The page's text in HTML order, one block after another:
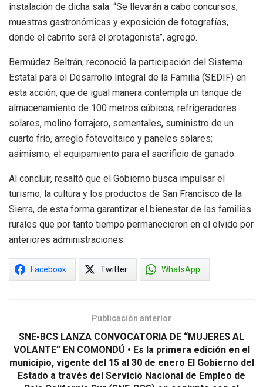
instalación de dicha sala. “Se llevarán a cabo concursos,
muestras gastronómicas y exposición de fotografías,
donde el cabrito será el protagonista”, agregó.
Bermúdez Beltrán, reconoció la participación del Sistema
Estatal para el Desarrollo Integral de la Familia (SEDIF) en
esta acción, que de igual manera contempla un tanque de
almacenamiento de 100 metros cúbicos, refrigeradores
solares, molino forrajero, sementales, suministro de un
cuarto frío, arreglo fotovoltaico y paneles solares;
asimismo, el equipamiento para el sacrificio de ganado.
Al concluir, resaltó que el Gobierno busca impulsar el
turismo, la cultura y los productos de San Francisco de la
Sierra, de esta forma garantizar el bienestar de las familias
rurales que por tanto tiempo permanecieron en el olvido por
anteriores administraciones.
Facebook Twitter WhatsApp
Publicación anterior
SNE-BCS LANZA CONVOCATORIA DE “MUJERES AL
VOLANTE” EN COMONDÚ • Es la primera edición en el
municipio, vigente del 15 al 30 de enero El Gobierno del
Estado a través del Servicio Nacional de Empleo de